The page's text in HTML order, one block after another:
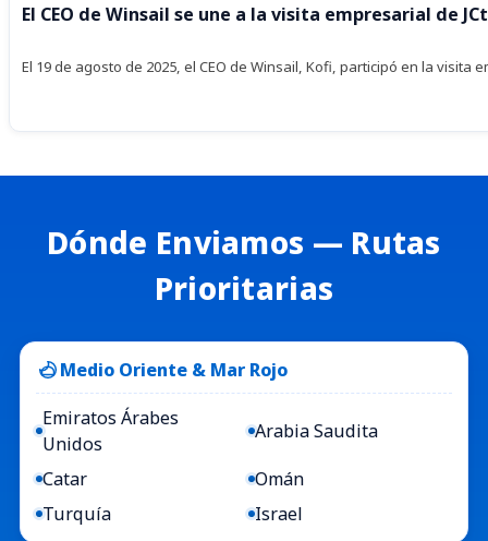
El CEO de Winsail se une a la visita empresarial de
El 19 de agosto de 2025, el CEO de Winsail, Kofi, participó en la
Dónde Enviamos — Rutas
Prioritarias
Medio Oriente & Mar Rojo
Emiratos Árabes
Unidos
Arabia Saudita
Catar
Omán
Turquía
Israel